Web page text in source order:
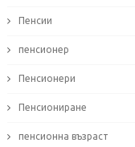
Пенсии
пенсионер
Пенсионери
Пенсиониране
пенсионна възраст